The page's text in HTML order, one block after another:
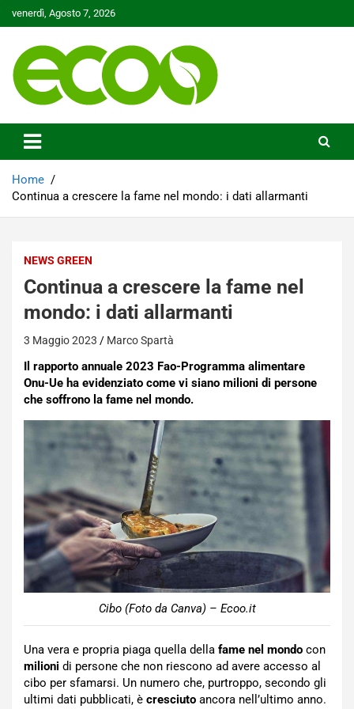
to
venerdì, Agosto 7, 2026
Ecoo.it
Home
Continua a crescere la fame nel mondo: i dati allarmanti
NEWS GREEN
Continua a crescere la fame nel
mondo: i dati allarmanti
3 Maggio 2023 Marco Spartà
Il rapporto annuale 2023 Fao-Programma alimentare
Onu-Ue ha evidenziato come vi siano milioni di persone
che soffrono la fame nel mondo.
Cibo (Foto da Canva) – Ecoo.it
Una vera e propria piaga quella della fame nel mondo con
milioni di persone che non riescono ad avere accesso al
cibo per sfamarsi. Un numero che, purtroppo, secondo gli
ultimi dati pubblicati, è cresciuto ancora nell’ultimo anno.